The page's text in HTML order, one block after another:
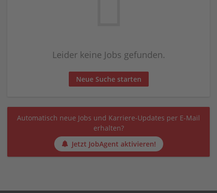
Leider keine Jobs gefunden.
Neue Suche starten
Automatisch neue Jobs und Karriere-Updates per E-Mail
erhalten?
Jetzt JobAgent aktivieren!